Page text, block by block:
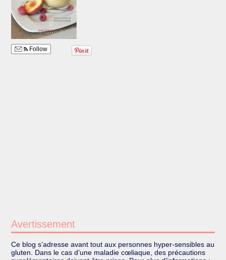
Follow
Avertissement
Ce blog s’adresse avant tout aux personnes hyper-sensibles au
gluten. Dans le cas d’une maladie cœliaque, des précautions